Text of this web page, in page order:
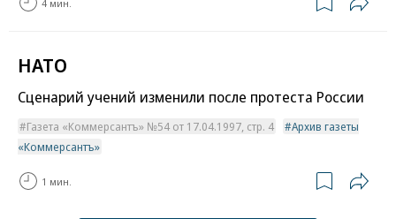
4 мин.
НАТО
Сценарий учений изменили после протеста России
Газета «Коммерсантъ» №54 от 17.04.1997, стр. 4
Архив газеты
«Коммерсантъ»
1 мин.